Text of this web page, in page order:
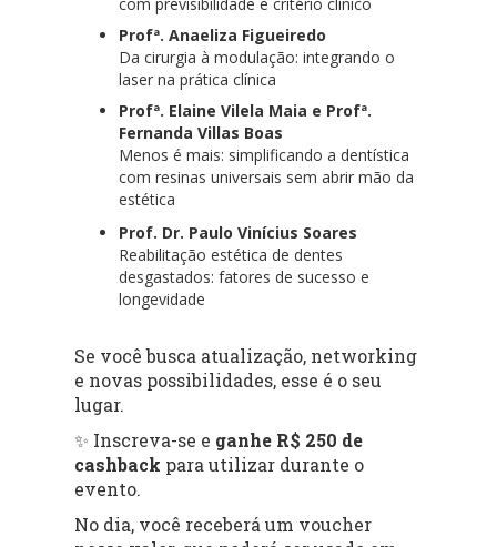
Profª. Anaeliza Figueiredo
Da cirurgia à modulação: integrando o
laser na prática clínica
Profª. Elaine Vilela Maia e Profª.
Fernanda Villas Boas
Menos é mais: simplificando a dentística
com resinas universais sem abrir mão da
estética
Prof. Dr. Paulo Vinícius Soares
Reabilitação estética de dentes
desgastados: fatores de sucesso e
longevidade
Se você busca atualização, networking
e novas possibilidades, esse é o seu
lugar.
✨ Inscreva-se e ganhe R$ 250 de
cashback para utilizar durante o
evento.
No dia, você receberá um voucher